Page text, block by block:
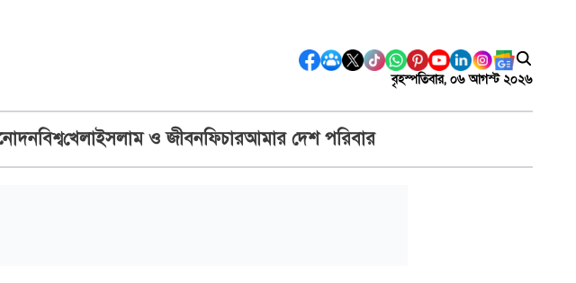
বৃহস্পতিবার, ০৬ আগস্ট ২০২৬
বিশ্বখেলাইসলাম ও জীবনফিচারআমার দেশ পরিবার